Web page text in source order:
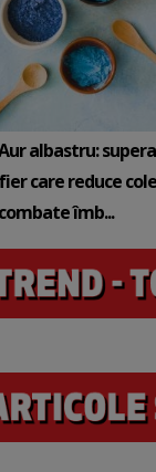
albastru:
fier care reduce
combate îmb...